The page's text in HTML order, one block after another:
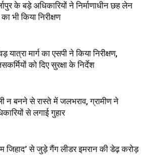
के बड़े अधिकारियों ने निर्माणाधीन छह लेन
भी किया निरीक्षण
यात्रा मार्ग का एसपी ने किया निरीक्षण,
को दिए सुरक्षा के निर्देश
न बनने से रास्ते में जलभराव, ग्रामीण ने
से लगाई गुहार
जिहाद’ से जुड़े गैंग लीडर इमरान की डेढ़ करोड़